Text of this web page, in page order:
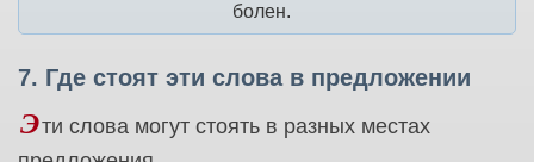
болен.
7. Где стоят эти слова в предложении
Эти слова могут стоять в разных местах